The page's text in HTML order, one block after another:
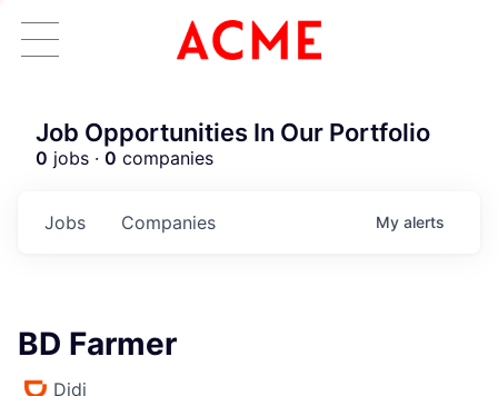
Job Opportunities In Our Portfolio
0 jobs · 0 companies
Jobs Companies My alerts
BD Farmer
Didi